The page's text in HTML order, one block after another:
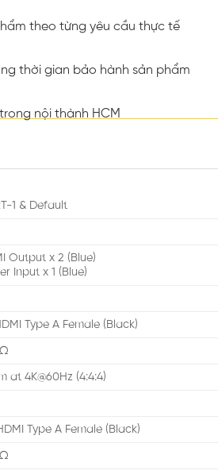
theo từng yêu cầu thực tế
thời gian bảo hành sản phẩm
trong nội thành HCM
1 & Default
Output x 2 (Blue)
Input x 1 (Blue)
Type A Female (Black)
at 4K@60Hz (4:4:4)
Type A Female (Black)